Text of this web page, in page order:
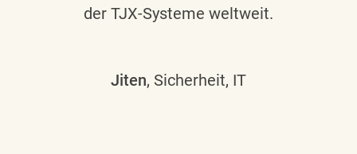
der TJX-Systeme weltweit.
Jiten, Sicherheit, IT